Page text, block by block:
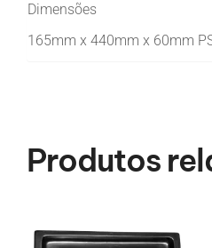
Dimensões
165mm x 440mm x 60mm
Produtos